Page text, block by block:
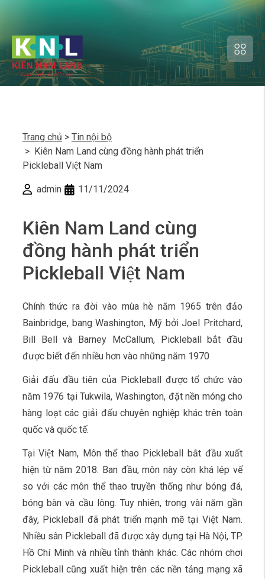
Trang chủ > Tin nội bộ
> Kiên Nam Land cùng đồng hành phát triển
Pickleball Việt Nam
admin 11/11/2024
Kiên Nam Land cùng
đồng hành phát triển
Pickleball Việt Nam
Chính thức ra đời vào mùa hè năm 1965 trên đảo
Bainbridge, bang Washington, Mỹ bởi Joel Pritchard,
Bill Bell và Barney McCallum, Pickleball bắt đầu
được biết đến nhiều hơn vào những năm 1970
Giải đấu đầu tiên của Pickleball được tổ chức vào
năm 1976 tại Tukwila, Washington, đặt nền móng cho
hàng loạt các giải đấu chuyên nghiệp khác trên toàn
quốc và quốc tế.
Tại Việt Nam, Môn thể thao Pickleball bắt đầu xuất
hiện từ năm 2018. Ban đầu, môn này còn khá lép vế
so với các môn thể thao truyền thống như bóng đá,
bóng bàn và cầu lông. Tuy nhiên, trong vài năm gần
đây, Pickleball đã phát triển mạnh mẽ tại Việt Nam.
Nhiều sân Pickleball đã được xây dựng tại Hà Nội, TP.
Hồ Chí Minh và nhiều tỉnh thành khác. Các nhóm chơi
Pickleball cũng xuất hiện trên các nền tảng mạng xã